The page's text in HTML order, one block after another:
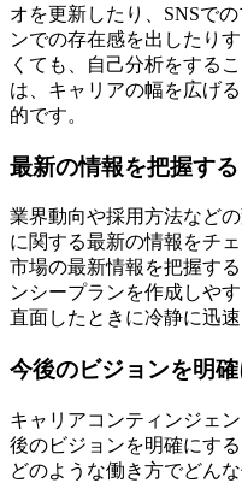
オを更新したり、SNSで
ンでの存在感を出したり
くても、自己分析をする
は、キャリアの幅を広げ
的です。
最新の情報を把握する
業界動向や採用方法など
に関する最新の情報をチ
市場の最新情報を把握す
ンシープランを作成しや
直面したときに冷静に迅
今後のビジョンを明
キャリアコンティンジェ
後のビジョンを明確にす
どのような働き方でどん